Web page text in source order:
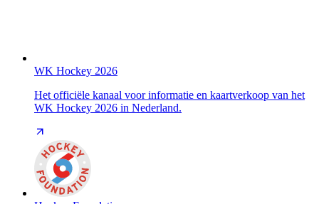
WK Hockey 2026
Het officiële kanaal voor informatie en kaartverkoop van het
WK Hockey 2026 in Nederland.